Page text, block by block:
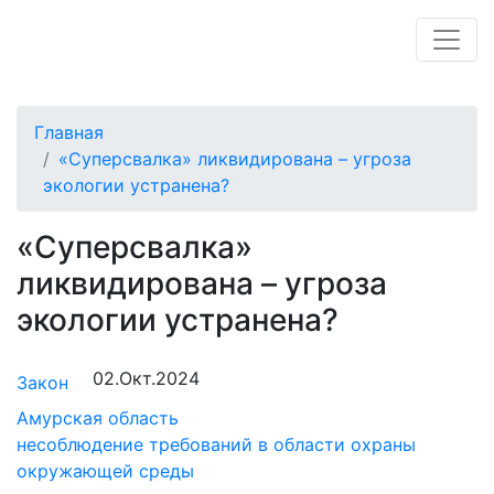
Главная
«Суперсвалка» ликвидирована – угроза
экологии устранена?
«Суперсвалка»
ликвидирована – угроза
экологии устранена?
Закон
02.Окт.2024
Амурская область
несоблюдение требований в области охраны
окружающей среды